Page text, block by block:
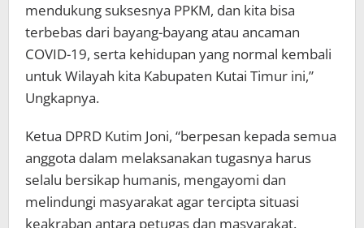
mendukung suksesnya PPKM, dan kita bisa
terbebas dari bayang-bayang atau ancaman
COVID-19, serta kehidupan yang normal kembali
untuk Wilayah kita Kabupaten Kutai Timur ini,”
Ungkapnya.
Ketua DPRD Kutim Joni, “berpesan kepada semua
anggota dalam melaksanakan tugasnya harus
selalu bersikap humanis, mengayomi dan
melindungi masyarakat agar tercipta situasi
keakraban antara petugas dan masyarakat.